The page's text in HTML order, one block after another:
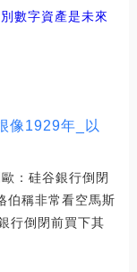
數字資產是未來
像1929年_以
：硅谷銀行倒閉
稱非常看空馬斯
倒閉前買下其